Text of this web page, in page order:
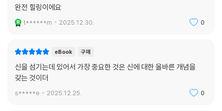
완전 힐링이에요
t******m 2025.12.30. 0
eBook 구매
신을 섬기는데 있어서 가장 중요한 것은 신에 대한 올바른 개념을
갖는 것이더
s*****e 2025.12.25. 0